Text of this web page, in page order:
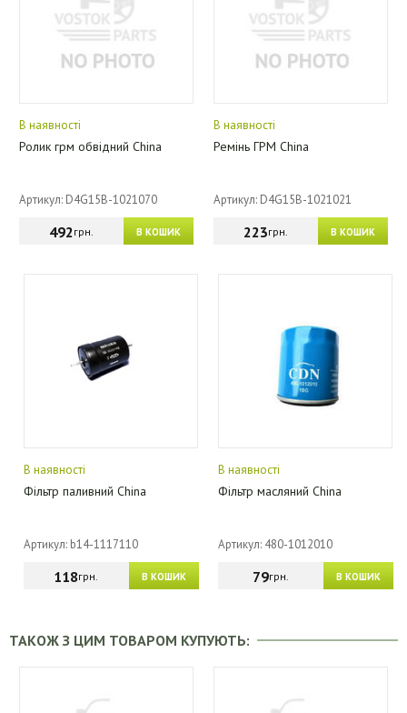
В наявності
Ролик грм обвідний China
Артикул: D4G15B-1021070
В КОШИК
492грн.
В наявності
Ремінь ГРМ China
Артикул: D4G15B-1021021
В КОШИК
223грн.
В наявності
Фільтр паливний China
Артикул: b14-1117110
В КОШИК
118грн.
В наявності
Фільтр масляний China
Артикул: 480-1012010
В КОШИК
79грн.
ТАКОЖ З ЦИМ ТОВАРОМ КУПУЮТЬ: